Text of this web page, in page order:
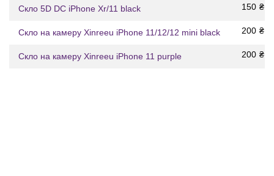
Скло 5D DC iPhone Xr/11 black 150 ₴
Скло на камеру Xinreeu iPhone 11/12/12 mini black 200 ₴
Скло на камеру Xinreeu iPhone 11 purple 200 ₴